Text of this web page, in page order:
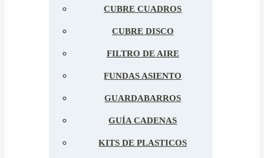
CUBRE CUADROS
CUBRE DISCO
FILTRO DE AIRE
FUNDAS ASIENTO
GUARDABARROS
GUÍA CADENAS
KITS DE PLASTICOS
Trasera Honda Tornado –
Negro
$ 34.922